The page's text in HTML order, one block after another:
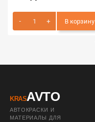
В корзину
KRASAVTO
АВТОКРАСКИ И
МАТЕРИАЛЫ ДЛЯ